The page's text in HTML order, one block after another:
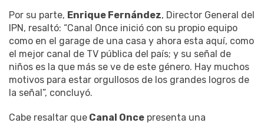
Por su parte, Enrique Fernández, Director General del
IPN, resaltó: “Canal Once inició con su propio equipo
como en el garage de una casa y ahora esta aquí, como
el mejor canal de TV pública del país; y su señal de
niños es la que más se ve de este género. Hay muchos
motivos para estar orgullosos de los grandes logros de
la señal”, concluyó.
Cabe resaltar que Canal Once presenta una